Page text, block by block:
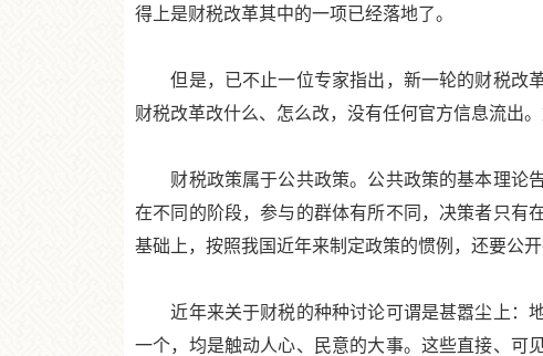
得上是财税改革其中的一项已经落地了。
但是，已不止一位专家指出，新一轮的财税改革
财税改革改什么、怎么改，没有任何官方信息流出
财税政策属于公共政策。公共政策的基本理论告
在不同的阶段，参与的群体有所不同，决策者只有
基础上，按照我国近年来制定政策的惯例，还要公
近年来关于财税的种种讨论可谓是甚嚣尘上：
一个，均是触动人心、民意的大事。这些直接、可